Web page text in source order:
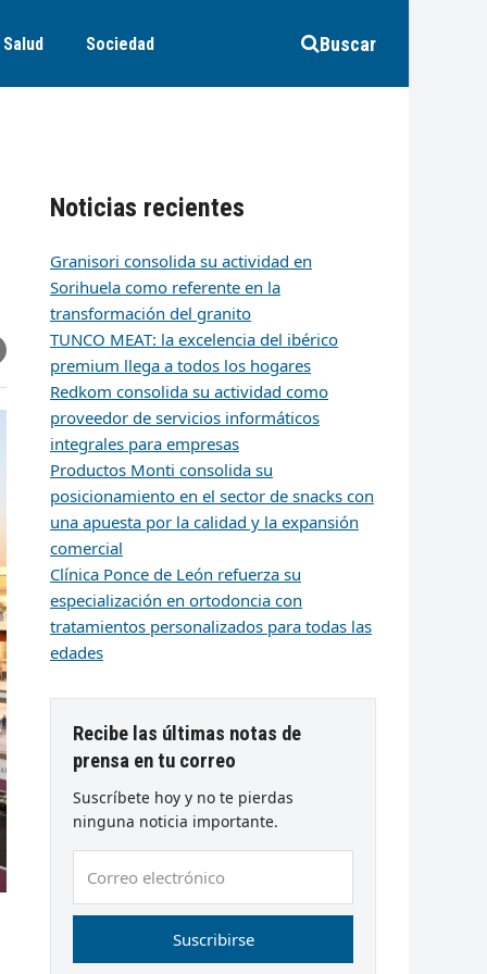
Salud Sociedad Buscar
Noticias recientes
Granisori consolida su actividad en
Sorihuela como referente en la
transformación del granito
TUNCO MEAT: la excelencia del ibérico
premium llega a todos los hogares
Redkom consolida su actividad como
proveedor de servicios informáticos
integrales para empresas
Productos Monti consolida su
posicionamiento en el sector de snacks con
una apuesta por la calidad y la expansión
comercial
Clínica Ponce de León refuerza su
especialización en ortodoncia con
tratamientos personalizados para todas las
edades
Recibe las últimas notas de
prensa en tu correo
Suscríbete hoy y no te pierdas
ninguna noticia importante.
electrónico
Suscribirse